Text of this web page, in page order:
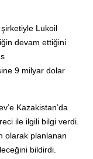
Lukoil
devam ettiğini
9 milyar dolar
Kazakistan’da
ile ilgili bilgi verdi.
olarak planlanan
bildirdi.